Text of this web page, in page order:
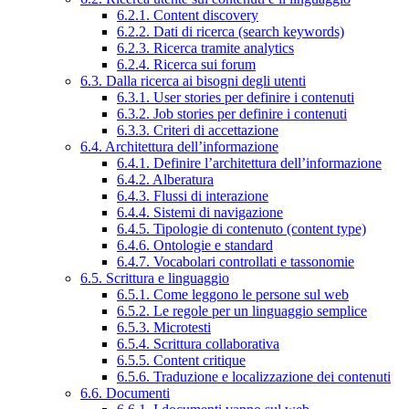
6.2.1. Content discovery
6.2.2. Dati di ricerca (search keywords)
6.2.3. Ricerca tramite analytics
6.2.4. Ricerca sui forum
6.3. Dalla ricerca ai bisogni degli utenti
6.3.1. User stories per definire i contenuti
6.3.2. Job stories per definire i contenuti
6.3.3. Criteri di accettazione
6.4. Architettura dell’informazione
6.4.1. Definire l’architettura dell’informazione
6.4.2. Alberatura
6.4.3. Flussi di interazione
6.4.4. Sistemi di navigazione
6.4.5. Tipologie di contenuto (content type)
6.4.6. Ontologie e standard
6.4.7. Vocabolari controllati e tassonomie
6.5. Scrittura e linguaggio
6.5.1. Come leggono le persone sul web
6.5.2. Le regole per un linguaggio semplice
6.5.3. Microtesti
6.5.4. Scrittura collaborativa
6.5.5. Content critique
6.5.6. Traduzione e localizzazione dei contenuti
6.6. Documenti